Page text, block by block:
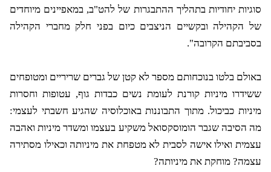
סוגיות יחודיות בתהליך ההתבגרות של להט"ב, במאפיינים מיוחדים
של הקהילה ובקשיים הניצבים כיום בפני חלק מחברי הקהילה
בסביבתם הקרובה".
באולם בלטו בנוכחותם מספר לא קטן של גברים שריריים ומטופחים
ששידרו מיניות קורנת לעומת נשים כבדות גוף, עטופות וחסרות
מיניות כביכול.מתוך התבוננות באוכלוסיה שהגיע חשבתי לעצמי:
מה הסיבה שגבר הומוסקסואל משקיע בעצמו ומשדר מיניות ואהבה
עצמית ואילו אישה לסבית לא מטפחת את מיניותה וכאילו מסתירה
עצמה? מוחקת את מיניותה?